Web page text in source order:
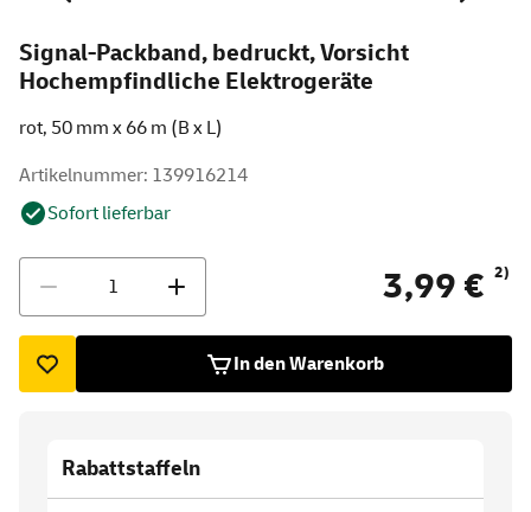
Signal-Packband, bedruckt, Vorsicht
Hochempfindliche Elektrogeräte
rot, 50 mm x 66 m (B x L)
Artikelnummer: 139916214
Sofort lieferbar
3,99 € 2)
In den Warenkorb
Rabattstaffeln